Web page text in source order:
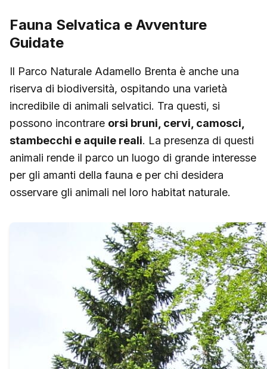
Fauna Selvatica e Avventure
Guidate
Il Parco Naturale Adamello Brenta è anche una
riserva di biodiversità, ospitando una varietà
incredibile di animali selvatici. Tra questi, si
possono incontrare orsi bruni, cervi, camosci,
stambecchi e aquile reali. La presenza di questi
animali rende il parco un luogo di grande interesse
per gli amanti della fauna e per chi desidera
osservare gli animali nel loro habitat naturale.